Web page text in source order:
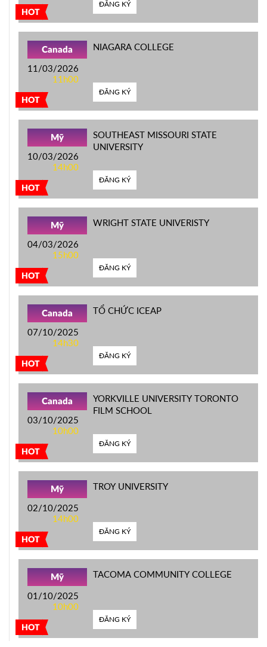
HOT
ĐĂNG KÝ
HOT
Canada
11/03/2026
11h00
NIAGARA COLLEGE
ĐĂNG KÝ
HOT
Mỹ
10/03/2026
14h00
SOUTHEAST MISSOURI STATE
UNIVERSITY
ĐĂNG KÝ
HOT
Mỹ
04/03/2026
15h00
WRIGHT STATE UNIVERISTY
ĐĂNG KÝ
HOT
Canada
07/10/2025
14h30
TỔ CHỨC ICEAP
ĐĂNG KÝ
HOT
Canada
03/10/2025
10h00
YORKVILLE UNIVERSITY TORONTO
FILM SCHOOL
ĐĂNG KÝ
HOT
Mỹ
02/10/2025
14h00
TROY UNIVERSITY
ĐĂNG KÝ
HOT
Mỹ
01/10/2025
10h00
TACOMA COMMUNITY COLLEGE
ĐĂNG KÝ